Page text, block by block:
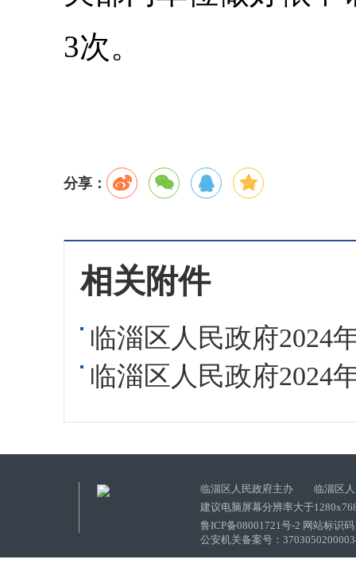
3次。
分享：
相关附件
临淄区人民政府2024
临淄区人民政府2024
临淄区人民政府主办 临淄区人
建议电脑屏幕分辨率大于
鲁ICP备08001721号-2 网站标识
公安机关备案号：